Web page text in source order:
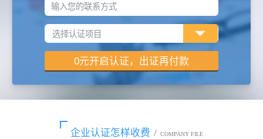
输入您的联系方式
企业认证怎样收费 / COMPANY FILE